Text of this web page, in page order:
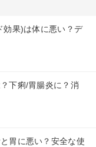
効果)は体に悪い？デ
下痢/胃腸炎に？消
胃に悪い？安全な使